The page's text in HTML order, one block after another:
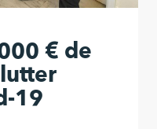
€ de
19